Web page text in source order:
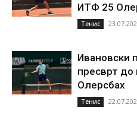
ИТФ 25
Тенис
Ивановски
пресврт до
Олерсбах
Тенис